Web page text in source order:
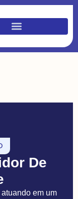
De
em um